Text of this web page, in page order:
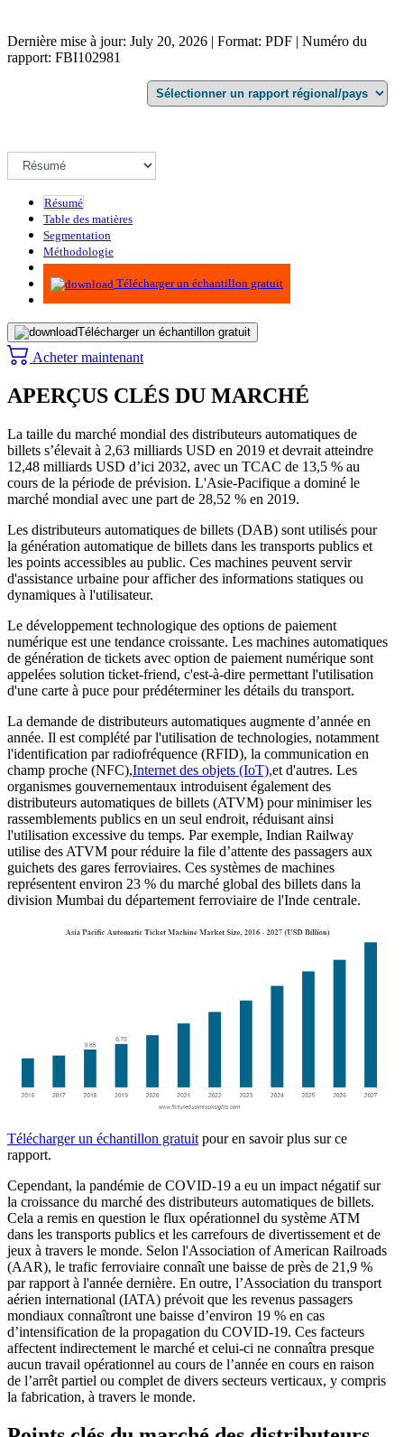
Dernière mise à jour: July 20, 2026 | Format: PDF | Numéro du
rapport: FBI102981
Résumé
Table des matières
Segmentation
Méthodologie
Infographie
Télécharger un échantillon gratuit
Télécharger un échantillon gratuit
Acheter maintenant
APERÇUS CLÉS DU MARCHÉ
La taille du marché mondial des distributeurs automatiques de
billets s’élevait à 2,63 milliards USD en 2019 et devrait atteindre
12,48 milliards USD d’ici 2032, avec un TCAC de 13,5 % au
cours de la période de prévision. L'Asie-Pacifique a dominé le
marché mondial avec une part de 28,52 % en 2019.
Les distributeurs automatiques de billets (DAB) sont utilisés pour
la génération automatique de billets dans les transports publics et
les points accessibles au public. Ces machines peuvent servir
d'assistance urbaine pour afficher des informations statiques ou
dynamiques à l'utilisateur.
Le développement technologique des options de paiement
numérique est une tendance croissante. Les machines automatiques
de génération de tickets avec option de paiement numérique sont
appelées solution ticket-friend, c'est-à-dire permettant l'utilisation
d'une carte à puce pour prédéterminer les détails du transport.
La demande de distributeurs automatiques augmente d’année en
année. Il est complété par l'utilisation de technologies, notamment
l'identification par radiofréquence (RFID), la communication en
champ proche (NFC),Internet des objets (IoT),et d'autres. Les
organismes gouvernementaux introduisent également des
distributeurs automatiques de billets (ATVM) pour minimiser les
rassemblements publics en un seul endroit, réduisant ainsi
l'utilisation excessive du temps. Par exemple, Indian Railway
utilise des ATVM pour réduire la file d’attente des passagers aux
guichets des gares ferroviaires. Ces systèmes de machines
représentent environ 23 % du marché global des billets dans la
division Mumbai du département ferroviaire de l'Inde centrale.
Télécharger un échantillon gratuit pour en savoir plus sur ce
rapport.
Cependant, la pandémie de COVID-19 a eu un impact négatif sur
la croissance du marché des distributeurs automatiques de billets.
Cela a remis en question le flux opérationnel du système ATM
dans les transports publics et les carrefours de divertissement et de
jeux à travers le monde. Selon l'Association of American Railroads
(AAR), le trafic ferroviaire connaît une baisse de près de 21,9 %
par rapport à l'année dernière. En outre, l’Association du transport
aérien international (IATA) prévoit que les revenus passagers
mondiaux connaîtront une baisse d’environ 19 % en cas
d’intensification de la propagation du COVID-19. Ces facteurs
affectent indirectement le marché et celui-ci ne connaîtra presque
aucun travail opérationnel au cours de l’année en cours en raison
de l’arrêt partiel ou complet de divers secteurs verticaux, y compris
la fabrication, à travers le monde.